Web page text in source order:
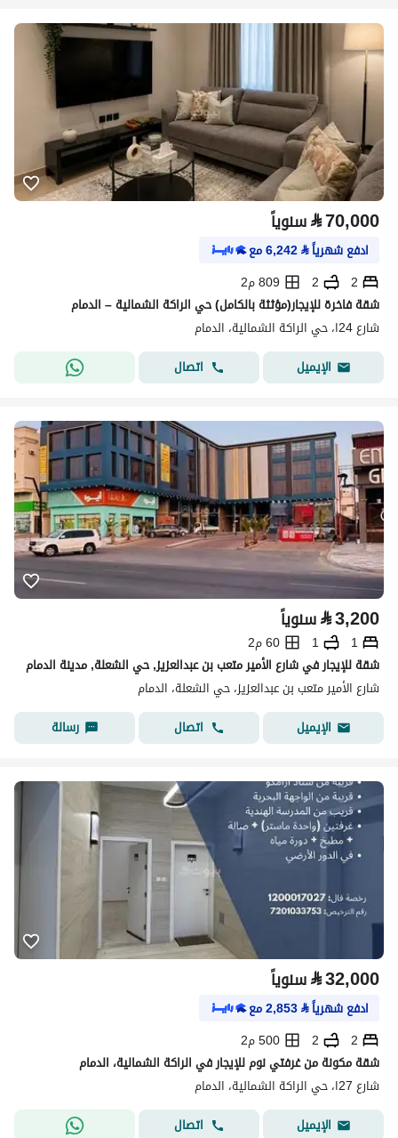
⃁70,000 سنوياً
ادفع شهرياً⃁
6,242مع
2
2
809 م2
شقة فاخرة للإيجار(مؤثثة بالكامل) حي الراكة الشمالية – الدمام
شارع 24ا، حي الراكة الشمالية، الدمام
الإيميل
اتصال
⃁3,200 سنوياً
1
1
60 م2
شقة للإيجار في شارع الأمير متعب بن عبدالعزيز, حي الشعلة, مدينة الدمام
شارع الأمير متعب بن عبدالعزيز، حي الشعلة، الدمام
الإيميل
اتصال رسالة
⃁32,000 سنوياً
ادفع شهرياً⃁
2,853مع
2
2
500 م2
شقة مكونة من غرفتي نوم للإيجار في الراكة الشمالية، الدمام
شارع 27ا، حي الراكة الشمالية، الدمام
الإيميل
اتصال